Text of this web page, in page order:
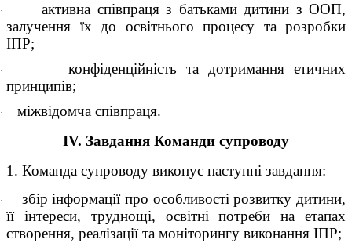
·
активна співпраця з батьками дитини з ООП,
залучення їх до освітнього процесу та розробки
IПP;
·
конфіденційність та дотримання етичних
принципів;
·
міжвідомча співпраця.
IV. Завдання Команди супроводу
1. Команда супроводу виконує наступні завдання:
·
збір інформації про особливості розвитку дитини,
її інтереси, труднощі, освітні потреби на етапах
створення, реалізації та моніторингу виконання ІПP;